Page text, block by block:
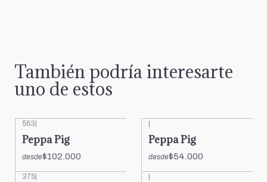
También podría interesarte
uno de estos
563
Peppa Pig
desde$102.000
Peppa Pig
desde$54.000
375